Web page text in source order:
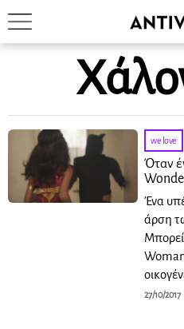
we love
Όταν
Ένα
άρση
Μπορεί
27/10/2017